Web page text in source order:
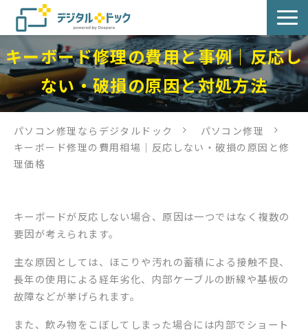
パソコン修理
サービス
サービス提供方法
店舗紹介
デジタルドックブログ
キーボード修理の費用と事例｜反応し
ない・破損の原因と対処方法
パソコン修理ならデジタルドック
パソコン修理
キーボード修理の費用相場｜反応しない・破損の原因と修
理価格
キーボードが反応しない場合、原因は一つではなく複数の
要因が考えられます。
主な原因としては、ほこりや汚れの蓄積による接触不良、
長年の使用による経年劣化、内部ケーブルの断線や基板の
故障などが挙げられます。
また、飲み物をこぼしてしまった場合には内部でショート